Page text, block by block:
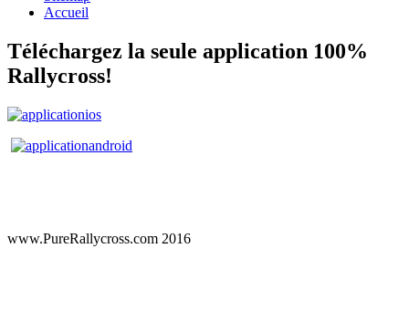
Accueil
Téléchargez la seule application 100%
Rallycross!
www.PureRallycross.com 2016